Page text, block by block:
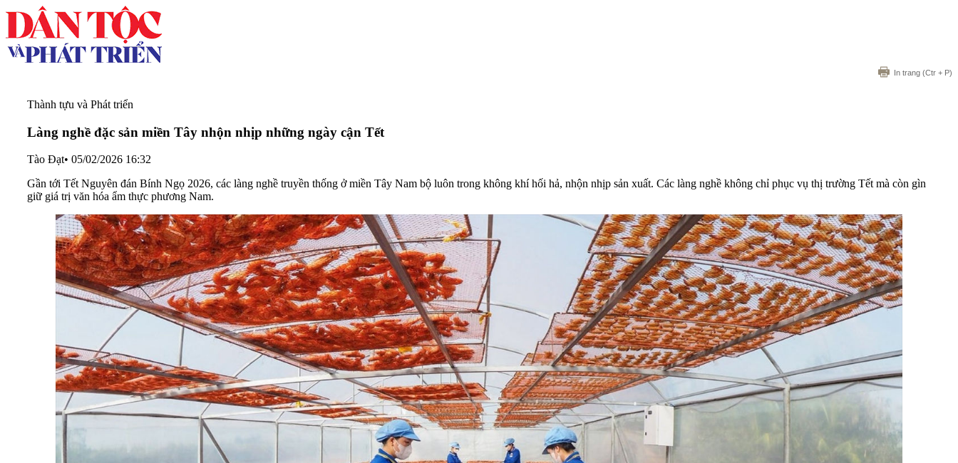
In trang (Ctr + P)
Thành tựu và Phát triển
Làng nghề đặc sản miền Tây nhộn nhịp những ngày cận Tết
Tào Đạt• 05/02/2026 16:32
Gần tới Tết Nguyên đán Bính Ngọ 2026, các làng nghề truyền thống ở miền Tây Nam bộ luôn trong không khí hối hả, nhộn nhịp sản xuất. Các làng nghề không chỉ phục vụ thị trường Tết mà còn gìn
giữ giá trị văn hóa ẩm thực phương Nam.